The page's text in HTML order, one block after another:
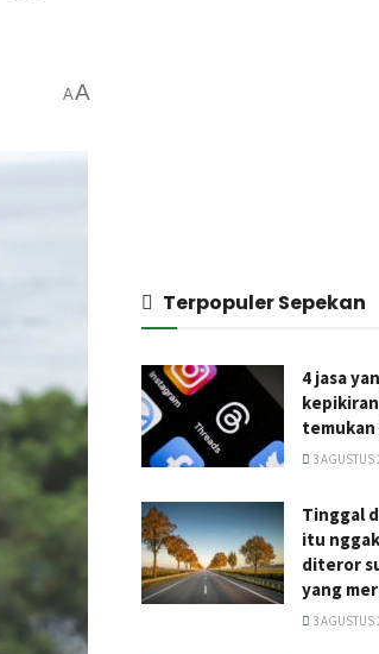
AA
Terpopuler Sepekan
4 jasa
3 AGUSTUS
Tinggal
itu
diteror
yang
3 AGUSTUS